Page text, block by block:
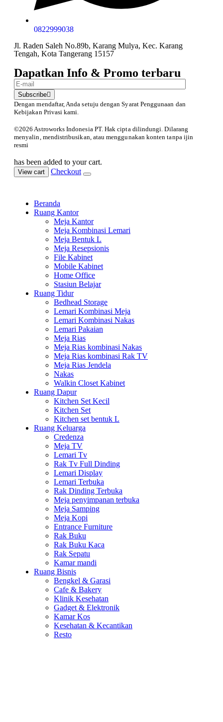
0822999038
Jl. Raden Saleh No.89b, Karang Mulya, Kec. Karang
Tengah, Kota Tangerang 15157
Dapatkan Info & Promo terbaru
Subscribe
Dengan mendaftar, Anda setuju dengan Syarat Penggunaan dan
Kebijakan Privasi kami.
©️2026 Astroworks Indonesia PT. Hak cipta dilindungi. Dilarang
menyalin, mendistribusikan, atau menggunakan konten tanpa ijin
resmi
has been added to your cart.
View cart Checkout
Beranda
Ruang Kantor
Meja Kantor
Meja Kombinasi Lemari
Meja Bentuk L
Meja Resepsionis
File Kabinet
Mobile Kabinet
Home Office
Stasiun Belajar
Ruang Tidur
Bedhead Storage
Lemari Kombinasi Meja
Lemari Kombinasi Nakas
Lemari Pakaian
Meja Rias
Meja Rias kombinasi Nakas
Meja Rias kombinasi Rak TV
Meja Rias Jendela
Nakas
Walkin Closet Kabinet
Ruang Dapur
Kitchen Set Kecil
Kitchen Set
Kitchen set bentuk L
Ruang Keluarga
Credenza
Meja TV
Lemari Tv
Rak Tv Full Dinding
Lemari Display
Lemari Terbuka
Rak Dinding Terbuka
Meja penyimpanan terbuka
Meja Samping
Meja Kopi
Entrance Furniture
Rak Buku
Rak Buku Kaca
Rak Sepatu
Kamar mandi
Ruang Bisnis
Bengkel & Garasi
Cafe & Bakery
Klinik Kesehatan
Gadget & Elektronik
Kamar Kos
Kesehatan & Kecantikan
Resto